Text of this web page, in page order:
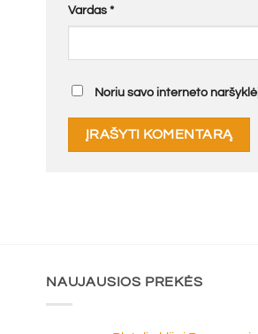
Vardas *
Noriu savo interneto
NAUJAUSIOS PREKĖS